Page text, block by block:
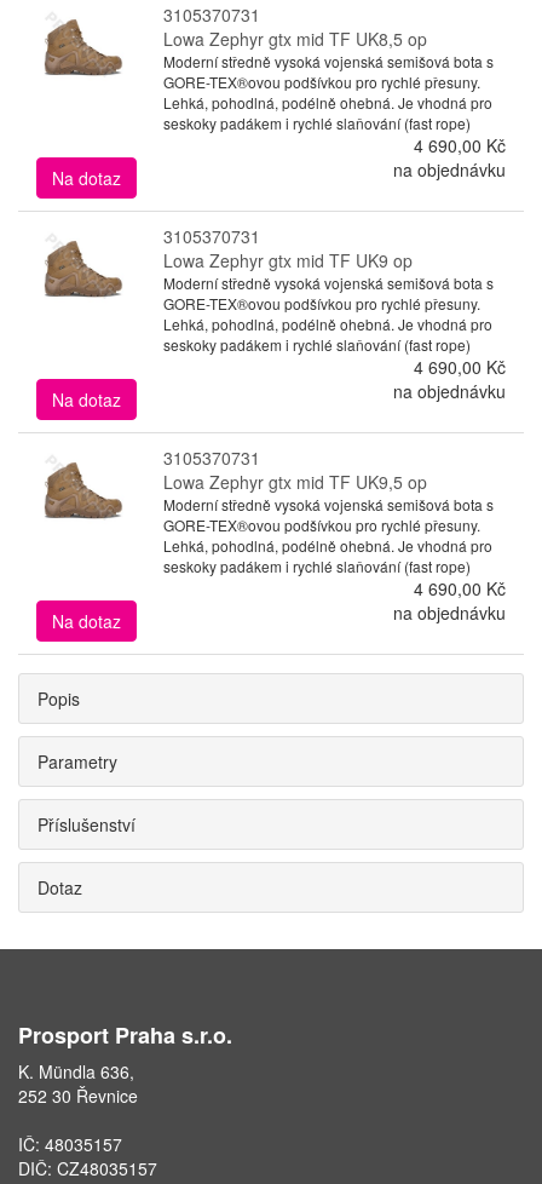
3105370731
Lowa Zephyr gtx mid TF UK8,5 op
Moderní středně vysoká vojenská semišová bota s
GORE-TEX®ovou podšívkou pro rychlé přesuny.
Lehká, pohodlná, podélně ohebná. Je vhodná pro
seskoky padákem i rychlé slaňování (fast rope)
4 690,00 Kč
Na dotaz
na objednávku
3105370731
Lowa Zephyr gtx mid TF UK9 op
Moderní středně vysoká vojenská semišová bota s
GORE-TEX®ovou podšívkou pro rychlé přesuny.
Lehká, pohodlná, podélně ohebná. Je vhodná pro
seskoky padákem i rychlé slaňování (fast rope)
4 690,00 Kč
Na dotaz
na objednávku
3105370731
Lowa Zephyr gtx mid TF UK9,5 op
Moderní středně vysoká vojenská semišová bota s
GORE-TEX®ovou podšívkou pro rychlé přesuny.
Lehká, pohodlná, podélně ohebná. Je vhodná pro
seskoky padákem i rychlé slaňování (fast rope)
4 690,00 Kč
Na dotaz
na objednávku
Popis
Parametry
Příslušenství
Dotaz
Prosport Praha s.r.o.
K. Mündla 636,
252 30 Řevnice
IČ: 48035157
DIČ: CZ48035157